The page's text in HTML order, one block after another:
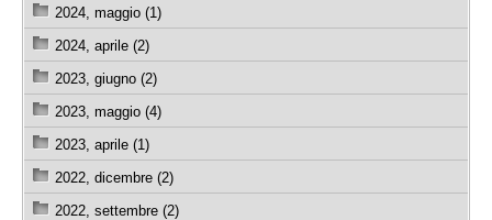
2024, maggio (1)
2024, aprile (2)
2023, giugno (2)
2023, maggio (4)
2023, aprile (1)
2022, dicembre (2)
2022, settembre (2)